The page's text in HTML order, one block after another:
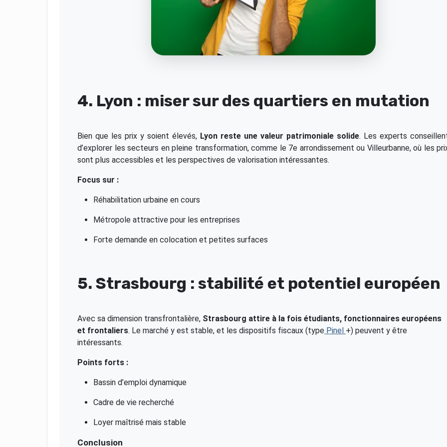
4. Lyon : miser sur des quartiers en mutation
Bien que les prix y soient élevés, Lyon reste une valeur patrimoniale solide. Les experts
d’explorer les secteurs en pleine transformation, comme le 7e arrondissement ou Villeurbanne, où les
sont plus accessibles et les perspectives de valorisation intéressantes.
Focus sur :
Réhabilitation urbaine en cours
Métropole attractive pour les entreprises
Forte demande en colocation et petites surfaces
5. Strasbourg : stabilité et potentiel européen
Avec sa dimension transfrontalière, Strasbourg attire à la fois étudiants, fonctionnaires européens
et frontaliers. Le marché y est stable, et les dispositifs fiscaux (type Pinel +) peuvent y être
intéressants.
Points forts :
Bassin d’emploi dynamique
Cadre de vie recherché
Loyer maîtrisé mais stable
Conclusion